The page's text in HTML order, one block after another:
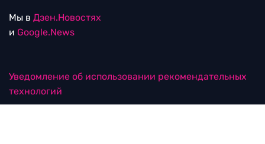
Мы в Дзен.Новостях
и Google.News
Уведомление об использовании рекомендательных
технологий